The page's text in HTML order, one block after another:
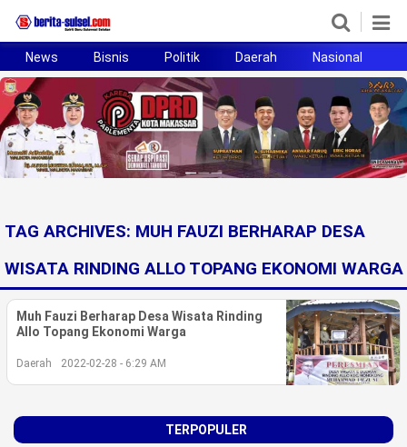
Home
News
Politik
Otomotif
Hukum
Sport
Life Style
News Bisnis Politik Daerah Nasional
TAG ARCHIVES: MUH FAUZI BERHARAP DESA
WISATA RINDING ALLO TOPANG EKONOMI WARGA
Muh Fauzi Berharap Desa Wisata Rinding
Allo Topang Ekonomi Warga
Daerah 2022-02-28 - 6:29 AM
TERPOPULER